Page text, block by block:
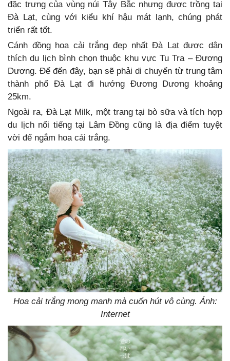
đặc trưng của vùng núi Tây Bắc nhưng được trồng tại
Đà Lạt, cùng với kiểu khí hậu mát lạnh, chúng phát
triển rất tốt.
Cánh đồng hoa cải trắng đẹp nhất Đà Lạt được dân
thích du lịch bình chọn thuộc khu vực Tu Tra – Đương
Dương. Để đến đây, bạn sẽ phải di chuyển từ trung tâm
thành phố Đà Lạt đi hướng Đương Dương khoảng
25km.
Ngoài ra, Đà Lạt Milk, một trang tại bò sữa và tích hợp
du lịch nổi tiếng tại Lâm Đồng cũng là địa điểm tuyệt
vời để ngắm hoa cải trắng.
Hoa cải trắng mong manh mà cuốn hút vô cùng. Ảnh:
Internet